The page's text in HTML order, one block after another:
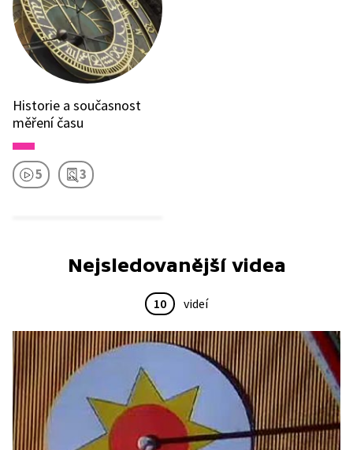
Historie a současnost
měření času
5 3
Nejsledovanější videa
10 videí